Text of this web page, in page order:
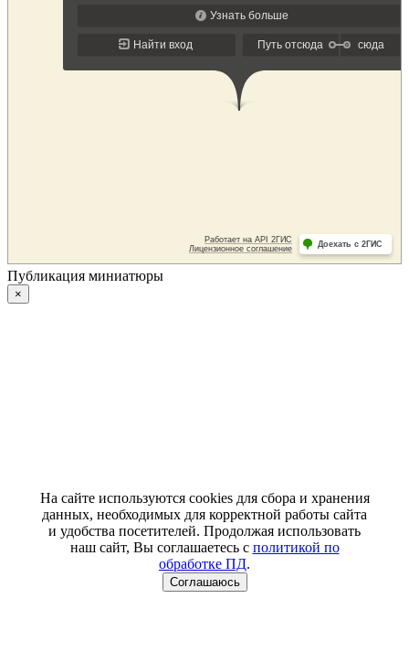
Публикация миниатюры
×
На сайте используются cookies для сбора и хранения
данных, необходимых для корректной работы сайта
и удобства посетителей. Продолжая использовать
наш сайт, Вы соглашаетесь с политикой по
обработке ПД.
Соглашаюсь